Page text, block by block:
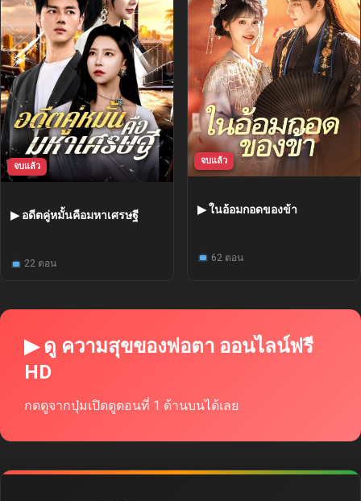
จบแล้ว
▶ อดีตคู่หมั้นคือมหาเศรษฐี
22 ตอน
จบแล้ว
▶ ในอ้อมกอดของข้า
62 ตอน
▶ ดู ความสุขของพ่อตา ออนไลน์ฟรี
HD
กดดูจากปุ่มเปิดดูตอนที่ 1 ด้านบนได้เลย